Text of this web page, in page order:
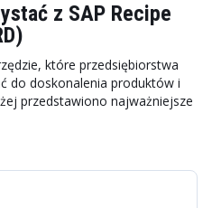
z SAP Recipe
które przedsiębiorstwa
do doskonalenia produktów i
przedstawiono najważniejsze